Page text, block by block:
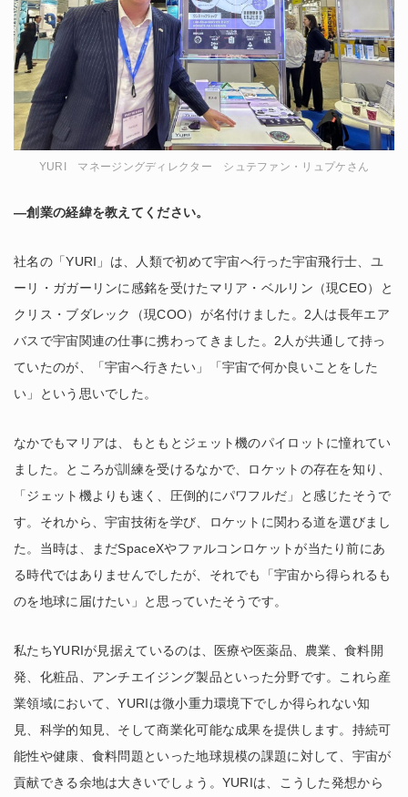
YURI マネージングディレクター シュテファン・リュプケさん
―創業の経緯を教えてください。
社名の「YURI」は、人類で初めて宇宙へ行った宇宙飛行士、ユ
ーリ・ガガーリンに感銘を受けたマリア・ベルリン（現CEO）と
クリス・ブダレック（現COO）が名付けました。2人は長年エア
バスで宇宙関連の仕事に携わってきました。2人が共通して持っ
ていたのが、「宇宙へ行きたい」「宇宙で何か良いことをした
い」という思いでした。
なかでもマリアは、もともとジェット機のパイロットに憧れてい
ました。ところが訓練を受けるなかで、ロケットの存在を知り、
「ジェット機よりも速く、圧倒的にパワフルだ」と感じたそうで
す。それから、宇宙技術を学び、ロケットに関わる道を選びまし
た。当時は、まだSpaceXやファルコンロケットが当たり前にあ
る時代ではありませんでしたが、それでも「宇宙から得られるも
のを地球に届けたい」と思っていたそうです。
私たちYURIが見据えているのは、医療や医薬品、農業、食料開
発、化粧品、アンチエイジング製品といった分野です。これら産
業領域において、YURIは微小重力環境下でしか得られない知
見、科学的知見、そして商業化可能な成果を提供します。持続可
能性や健康、食料問題といった地球規模の課題に対して、宇宙が
貢献できる余地は大きいでしょう。YURIは、こうした発想から